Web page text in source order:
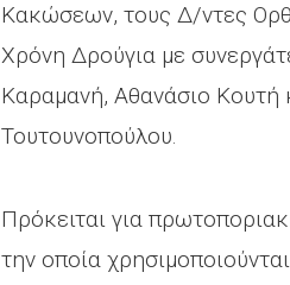
Κακώσεων, τους Δ/ντες
Χρόνη Δρούγια με
Καραμανή, Αθανάσιο Κουτή
Τουτουνοπούλου.
Πρόκειται για
την οποία